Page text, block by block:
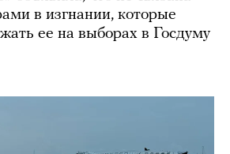
в изгнании, которые
ее на выборах в Госдуму